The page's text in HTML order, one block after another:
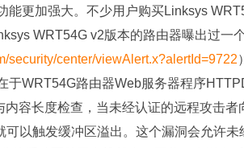
能更加强大。不少用户购买Linksys
WRT54G v2版本的路由器曝出过一
security/center/viewAlert.x?alertId=9722
于WRT54G路由器Web服务器程序
容长度检查，当未经认证的远程攻击
以触发缓冲区溢出。这个漏洞会允许